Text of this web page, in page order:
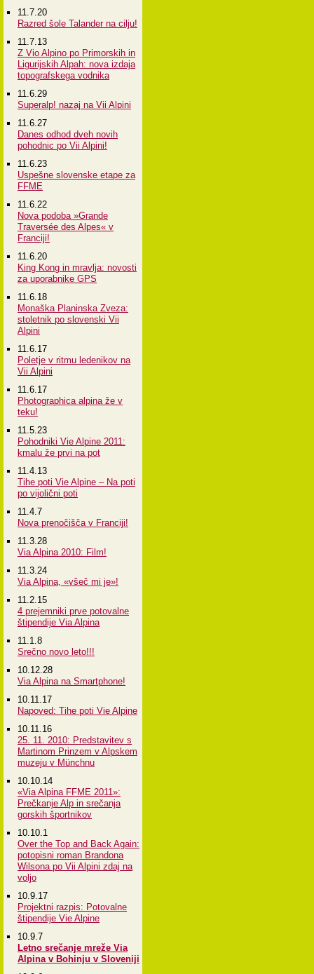
11.7.20
Razred šole Talander na cilju!
11.7.13
Z Vio Alpino po Primorskih in
Ligurijskih Alpah: nova izdaja
topografskega vodnika
11.6.29
Superalp! nazaj na Vii Alpini
11.6.27
Danes odhod dveh novih
pohodnic po Vii Alpini!
11.6.23
Uspešne slovenske etape za
FFME
11.6.22
Nova podoba »Grande
Traversée des Alpes« v
Franciji!
11.6.20
King Kong in mravlja: novosti
za uporabnike GPS
11.6.18
Monaška Planinska Zveza:
stoletnik po slovenski Vii
Alpini
11.6.17
Poletje v ritmu ledenikov na
Vii Alpini
11.6.17
Photographica alpina že v
teku!
11.5.23
Pohodniki Vie Alpine 2011:
kmalu že prvi na pot
11.4.13
Tihe poti Vie Alpine – Na poti
po vijolični poti
11.4.7
Nova prenočišča v Franciji!
11.3.28
Via Alpina 2010: Film!
11.3.24
Via Alpina, «všeč mi je»!
11.2.15
4 prejemniki prve potovalne
štipendije Via Alpina
11.1.8
Srečno novo leto!!!
10.12.28
Via Alpina na Smartphone!
10.11.17
Napoved: Tihe poti Vie Alpine
10.11.16
25. 11. 2010: Predstavitev s
Martinom Prinzem v Alpskem
muzeju v Münchnu
10.10.14
«Via Alpina FFME 2011»:
Prečkanje Alp in srečanja
gorskih športnikov
10.10.1
Over the Top and Back Again:
potopisni roman Brandona
Wilsona po Vii Alpini zdaj na
voljo
10.9.17
Projektni razpis: Potovalne
štipendije Vie Alpine
10.9.7
Letno srečanje mreže Via
Alpina v Bohinju v Sloveniji